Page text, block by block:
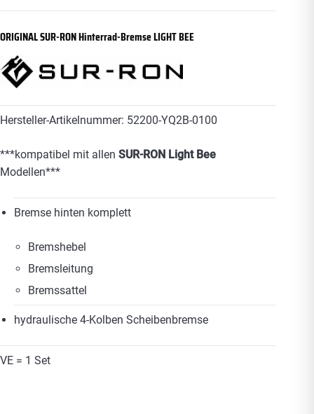
ORIGINAL SUR-RON Hinterrad-Bremse LIGHT BEE
Hersteller-Artikelnummer: 52200-YQ2B-0100
***kompatibel mit allen SUR-RON Light Bee
Modellen***
Bremse hinten komplett
Bremshebel
Bremsleitung
Bremssattel
hydraulische 4-Kolben Scheibenbremse
VE = 1 Set